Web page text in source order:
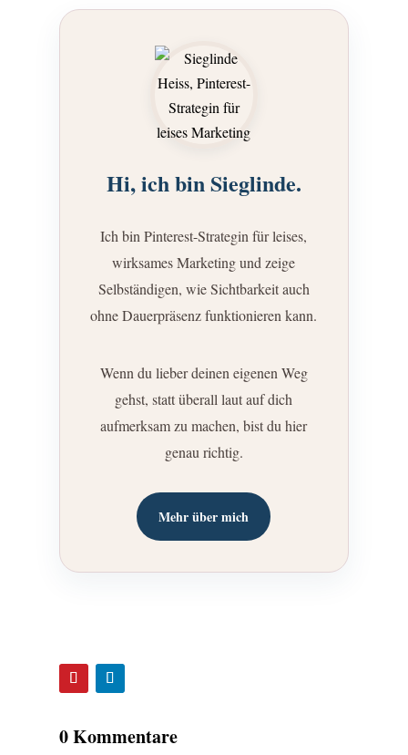
Hi, ich bin Sieglinde.
Ich bin Pinterest-Strategin für leises,
wirksames Marketing und zeige
Selbständigen, wie Sichtbarkeit auch
ohne Dauerpräsenz funktionieren kann.
Wenn du lieber deinen eigenen Weg
gehst, statt überall laut auf dich
aufmerksam zu machen, bist du hier
genau richtig.
Mehr über mich
0 Kommentare